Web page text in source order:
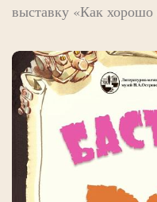
выставку «Как